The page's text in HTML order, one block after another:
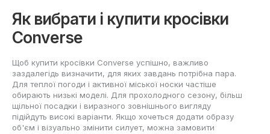
Як вибрати і купити кросівки
Converse
Щоб купити кросівки Converse успішно, важливо
заздалегідь визначити, для яких завдань потрібна пара.
Для теплої погоди і активної міської носки частіше
обирають низькі моделі. Для прохолодного сезону, більш
щільної посадки і виразного зовнішнього вигляду
підійдуть високі варіанти. Якщо хочеться додати образу
об'єм і візуально змінити силует, можна замовити